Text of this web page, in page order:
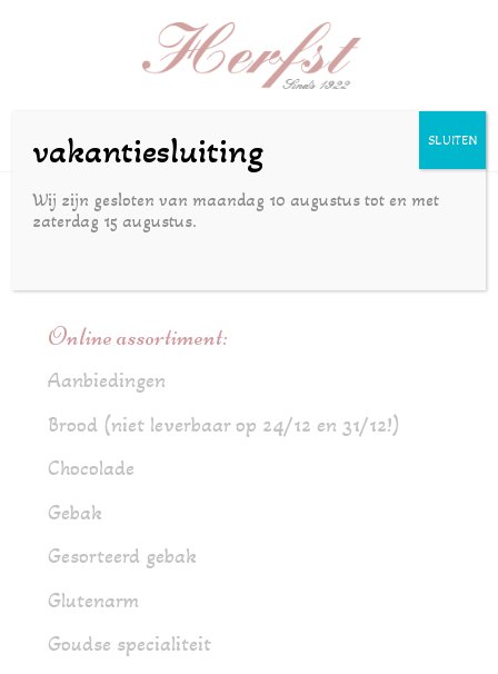
Online assortiment:
Aanbiedingen
Brood (niet leverbaar op 24/12 en 31/12!)
Chocolade
Gebak
Gesorteerd gebak
Glutenarm
Goudse specialiteit
vakantiesluiting
Wij zijn gesloten van maandag 10 augustus tot en met
zaterdag 15 augustus.
SLUITEN